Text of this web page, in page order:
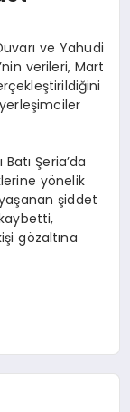
ve Yahudi
verileri, Mart
Şeria’da
yönelik
şiddet
gözaltına